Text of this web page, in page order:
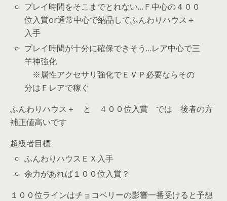
プレイ時間をそこまでとれない…Ｆ中心の４００
位入賞or通常中心で納品してふんわりハウス＋
入手
プレイ時間が十分に確保できそう…レア中心で三
羊神強化
※属性アクセサリ強化でＥＶＰ必要ならその
分はＦレアで稼ぐ
ふんわりハウス＋ と ４００位入賞 では 後者の方
補正値高いです
超級者目標
ふんわりハウスＥＸ入手
余力があれば１００位入賞？
１００位ラインはチョコベリーの影響一番受けると予想